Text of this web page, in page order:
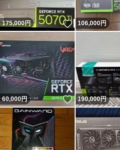
175,000円 いいね！
106,000円
60,000円 いいね！
190,000円